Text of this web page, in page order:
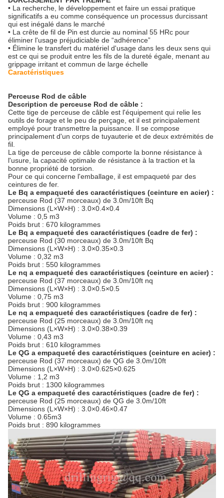
• La recherche, le développement et faire un essai pratique
significatifs a eu comme conséquence un processus durcissant
qui est inégalé dans le marché
• La crête de fil de Pin est durcie au nominal 55 HRc pour
éliminer l'usage préjudiciable de “adhérence”
• Élimine le transfert du matériel d'usage dans les deux sens qui
est ce qui se produit entre les fils de la dureté égale, menant au
grippage irritant et commun de large échelle
Caractéristiques
Perceuse Rod de câble
Description de perceuse Rod de câble :
Cette tige de perceuse de câble est l'équipement qui relie les
outils de forage et le peu de perçage, et il est principalement
employé pour transmettre la puissance. Il se compose
principalement d'un corps de tuyauterie et de deux extrémités de
fil.
La tige de perceuse de câble comporte la bonne résistance à
l'usure, la capacité optimale de résistance à la traction et la
bonne propriété de torsion.
Pour ce qui concerne l'emballage, il est empaqueté par des
ceintures de fer.
Le Bq a empaqueté des caractéristiques (ceinture en acier) :
perceuse Rod (37 morceaux) de 3.0m/10ft Bq
Dimensions (L×W×H) : 3.0×0.4×0.4
Volume : 0,5 m3
Poids brut : 670 kilogrammes
Le Bq a empaqueté des caractéristiques (cadre de fer) :
perceuse Rod (30 morceaux) de 3.0m/10ft Bq
Dimensions (L×W×H) : 3.0×0.35×0.3
Volume : 0,32 m3
Poids brut : 550 kilogrammes
Le nq a empaqueté des caractéristiques (ceinture en acier) :
perceuse Rod (37 morceaux) de 3.0m/10ft nq
Dimensions (L×W×H) : 3.0×0.5×0.5
Volume : 0,75 m3
Poids brut : 900 kilogrammes
Le nq a empaqueté des caractéristiques (cadre de fer) :
perceuse Rod (25 morceaux) de 3.0m/10ft nq
Dimensions (L×W×H) : 3.0×0.38×0.39
Volume : 0,43 m3
Poids brut : 610 kilogrammes
Le QG a empaqueté des caractéristiques (ceinture en acier) :
perceuse Rod (37 morceaux) de QG de 3.0m/10ft
Dimensions (L×W×H) : 3.0×0.625×0.625
Volume : 1,2 m3
Poids brut : 1300 kilogrammes
Le QG a empaqueté des caractéristiques (cadre de fer) :
perceuse Rod (25 morceaux) de QG de 3.0m/10ft
Dimensions (L×W×H) : 3.0×0.46×0.47
Volume : 0.65m3
Poids brut : 890 kilogrammes